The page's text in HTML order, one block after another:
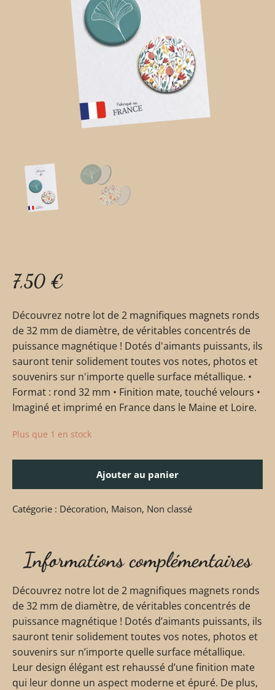
7,50 €
Découvrez notre lot de 2 magnifiques magnets ronds
de 32 mm de diamètre, de véritables concentrés de
puissance magnétique ! Dotés d'aimants puissants, ils
sauront tenir solidement toutes vos notes, photos et
souvenirs sur n'importe quelle surface métallique. •
Format : rond 32 mm • Finition mate, touché velours •
Imaginé et imprimé en France dans le Maine et Loire.
Plus que 1 en stock
Ajouter au panier
Catégorie : Décoration, Maison, Non classé
Informations complémentaires
Découvrez notre lot de 2 magnifiques magnets ronds
de 32 mm de diamètre, de véritables concentrés de
puissance magnétique ! Dotés d’aimants puissants, ils
sauront tenir solidement toutes vos notes, photos et
souvenirs sur n’importe quelle surface métallique.
Leur design élégant est rehaussé d’une finition mate
qui leur donne un aspect moderne et épuré. De plus,